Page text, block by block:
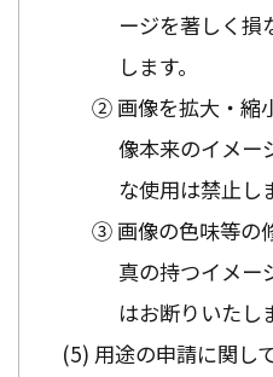
ージを著しく損
します。
② 画像を拡大・縮
像本来のイメー
な使用は禁止し
③ 画像の色味等の
真の持つイメー
はお断りいたし
用途の申請に関し